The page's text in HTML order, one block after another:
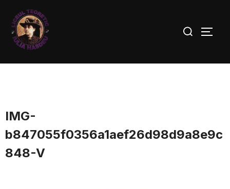
IMG-
b847055f0356a1aef26d98d9a8e9c
848-V